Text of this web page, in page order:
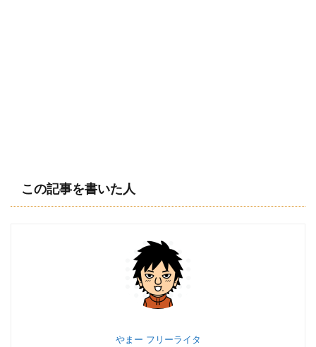
この記事を書いた人
やまー フリーライタ